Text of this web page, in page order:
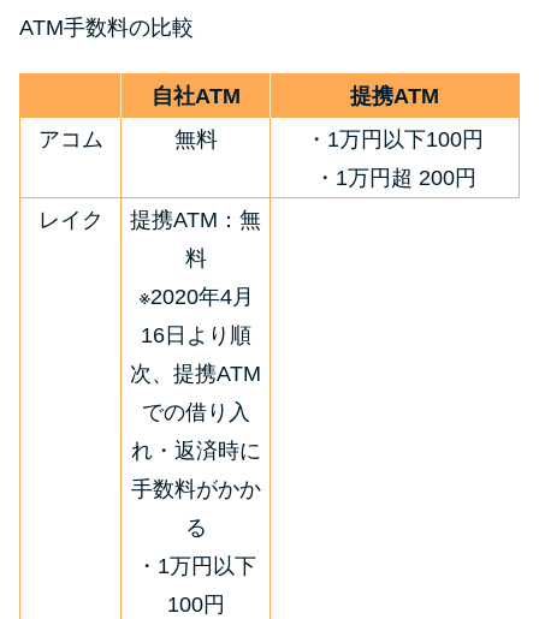
ATM手数料の比較
自社ATM
提携ATM
アコム
無料
・1万円以下100円
・1万円超 200円
レイク
提携ATM：無
料
※2020年4月
16日より順
次、提携ATM
での借り入
れ・返済時に
手数料がかか
る
・1万円以下
100円